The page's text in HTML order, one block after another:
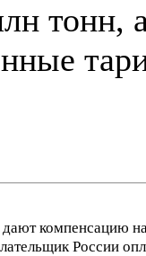
тонн,
компенсацию
России